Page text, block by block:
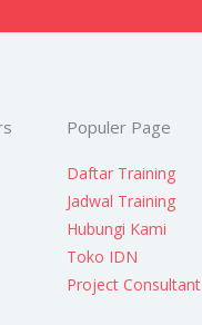
Populer Page
Daftar Training
Jadwal Training
Hubungi Kami
Toko IDN
Project Consultant